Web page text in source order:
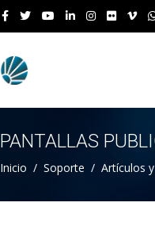
PANTALLAS
Inicio Soporte Artículos